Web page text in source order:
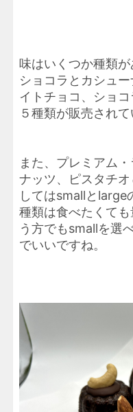
味はいくつか種類が
ショコラとカシュ
イトチョコ、ショ
５種類が販売されて
また、プレミアム
ナッツ、ピスタチ
してはsmallとlarge
種類は食べたくて
う方でもsmallを選
でいいですね。